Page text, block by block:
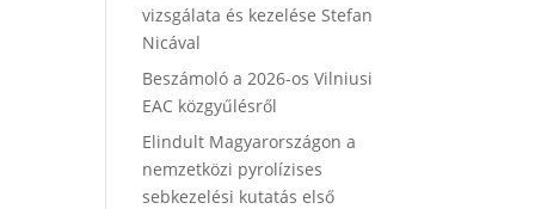
vizsgálata és kezelése Stefan
Nicával
Beszámoló a 2026-os Vilniusi
EAC közgyűlésről
Elindult Magyarországon a
nemzetközi pyrolízises
sebkezelési kutatás első